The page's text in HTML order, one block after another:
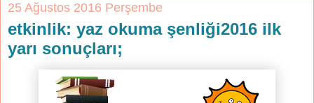
25 Ağustos 2016 Perşembe
etkinlik: yaz okuma şenliği2016 ilk
yarı sonuçları;